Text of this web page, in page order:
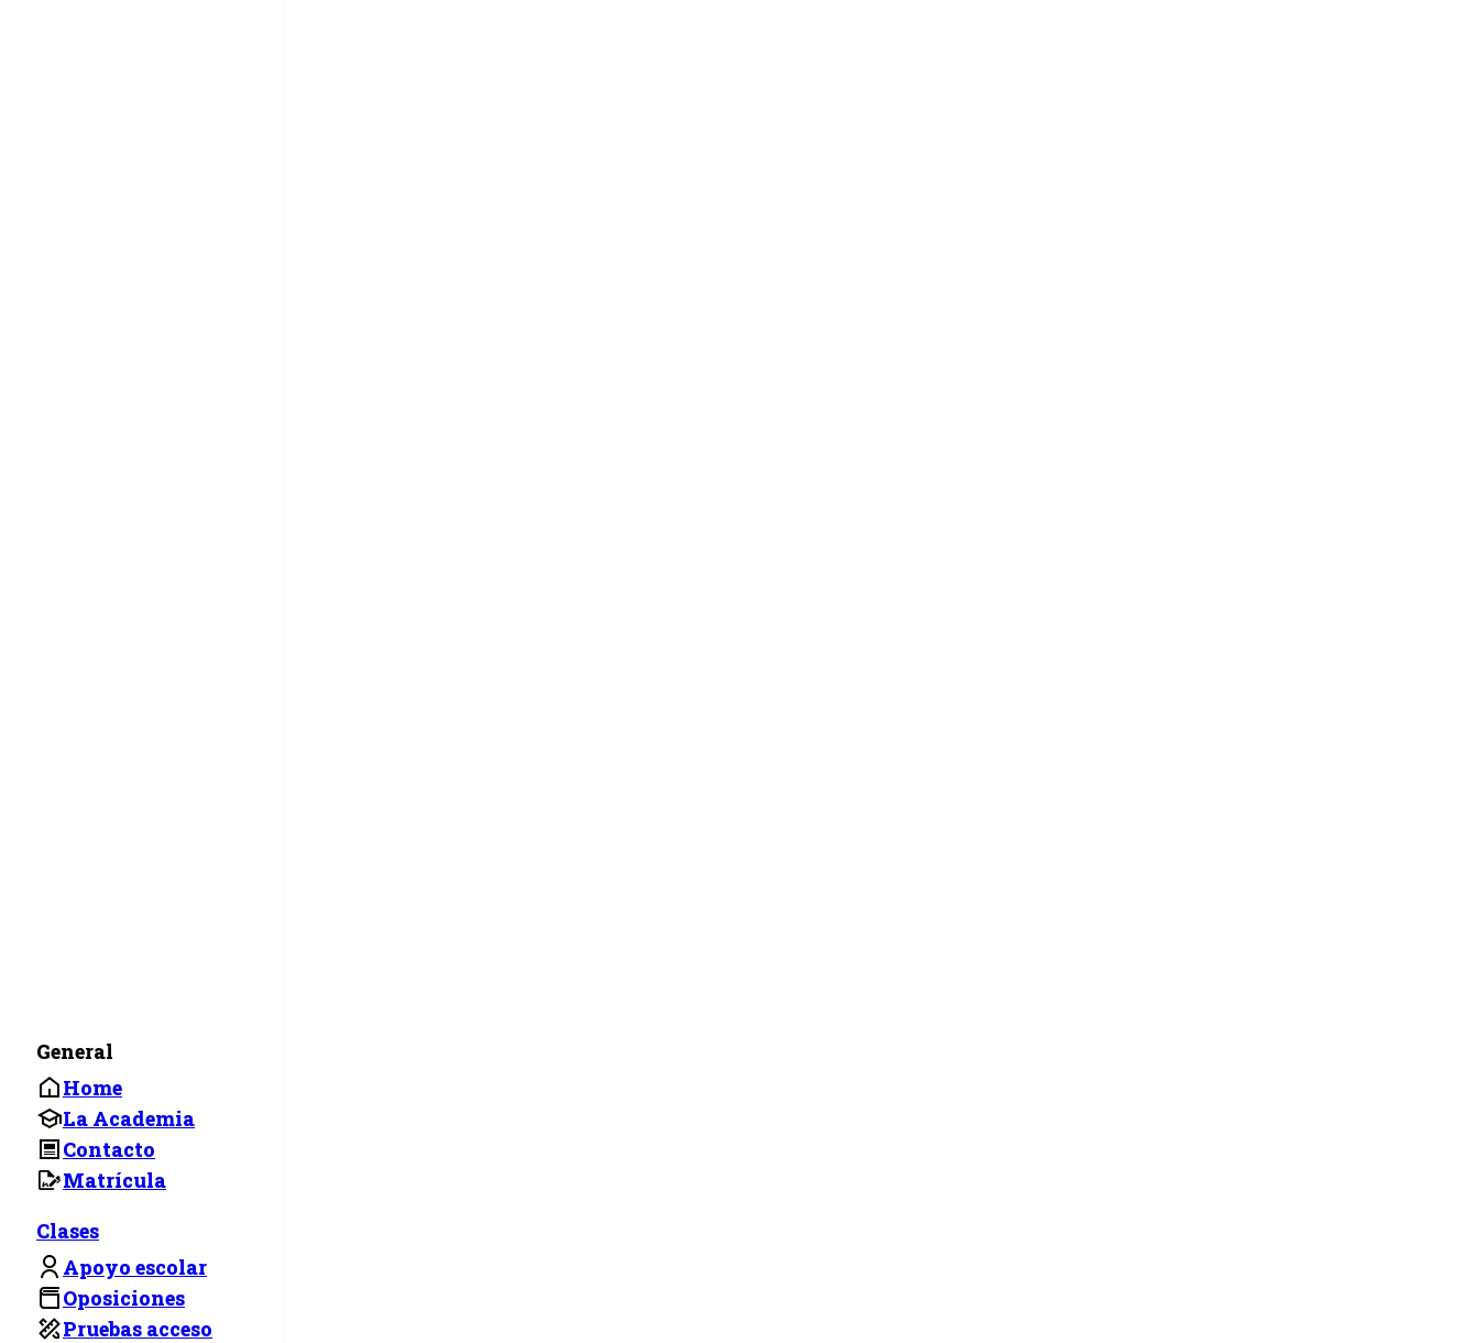
General
Home
La Academia
Contacto
Matrícula
Clases
Apoyo escolar
Oposiciones
Pruebas acceso